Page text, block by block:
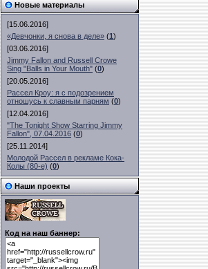
Новые материалы
[15.06.2016]
«Девчонки, я снова в деле» (1)
[03.06.2016]
Jimmy Fallon and Russell Crowe
Sing "Balls in Your Mouth" (0)
[20.05.2016]
Рассел Кроу: я с подозрением
отношусь к славным парням (0)
[12.04.2016]
"The Tonight Show Starring Jimmy
Fallon", 07.04.2016 (0)
[25.11.2014]
Молодой Рассел в рекламе Кока-
Колы (80-е) (0)
Наши проекты
Код на наш баннер: